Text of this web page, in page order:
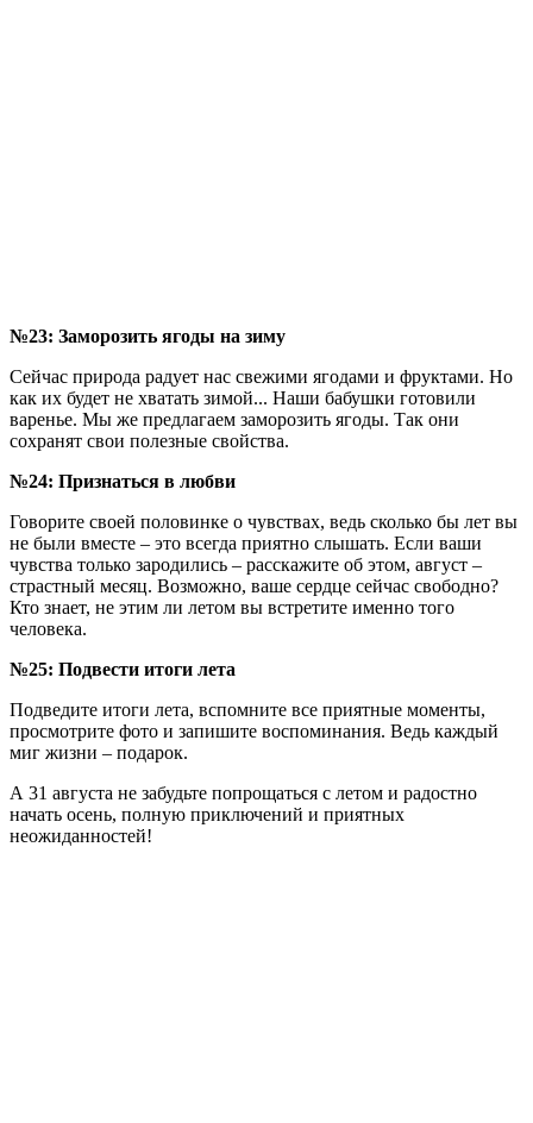
№23: Заморозить ягоды на зиму
Сейчас природа радует нас свежими ягодами и фруктами. Но
как их будет не хватать зимой... Наши бабушки готовили
варенье. Мы же предлагаем заморозить ягоды. Так они
сохранят свои полезные свойства.
№24: Признаться в любви
Говорите своей половинке о чувствах, ведь сколько бы лет вы
не были вместе – это всегда приятно слышать. Если ваши
чувства только зародились – расскажите об этом, август –
страстный месяц. Возможно, ваше сердце сейчас свободно?
Кто знает, не этим ли летом вы встретите именно того
человека.
№25: Подвести итоги лета
Подведите итоги лета, вспомните все приятные моменты,
просмотрите фото и запишите воспоминания. Ведь каждый
миг жизни – подарок.
А 31 августа не забудьте попрощаться с летом и радостно
начать осень, полную приключений и приятных
неожиданностей!